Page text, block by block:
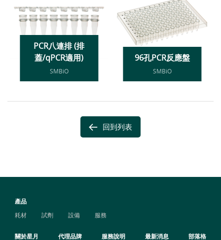
PCR八連排 (排
蓋/qPCR適用)
SMBiO
96孔PCR反應盤
SMBiO
回到列表
產品
耗材
試劑 設備 服務
關於星月 代理品牌 服務說明 最新消息 部落格